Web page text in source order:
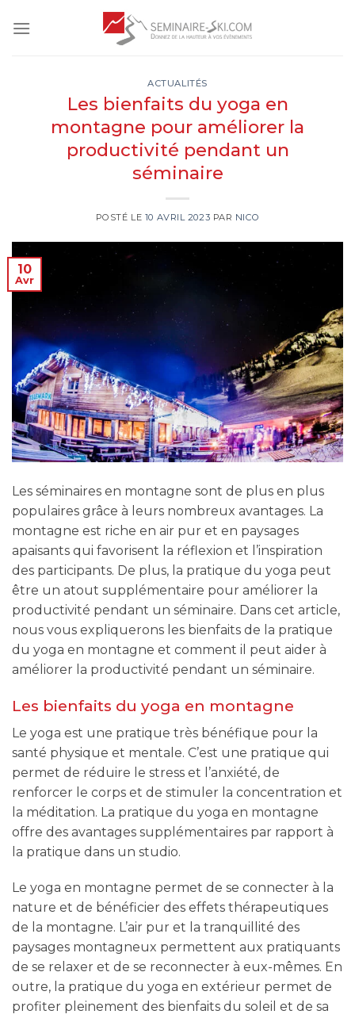
ACTUALITÉS
Les bienfaits du yoga en
montagne pour améliorer la
productivité pendant un
séminaire
POSTÉ LE 10 AVRIL 2023 PAR NICO
10
Avr
Les séminaires en montagne sont de plus en plus
populaires grâce à leurs nombreux avantages. La
montagne est riche en air pur et en paysages
apaisants qui favorisent la réflexion et l’inspiration
des participants. De plus, la pratique du yoga peut
être un atout supplémentaire pour améliorer la
productivité pendant un séminaire. Dans cet article,
nous vous expliquerons les bienfaits de la pratique
du yoga en montagne et comment il peut aider à
améliorer la productivité pendant un séminaire.
Les bienfaits du yoga en montagne
Le yoga est une pratique très bénéfique pour la
santé physique et mentale. C’est une pratique qui
permet de réduire le stress et l’anxiété, de
renforcer le corps et de stimuler la concentration et
la méditation. La pratique du yoga en montagne
offre des avantages supplémentaires par rapport à
la pratique dans un studio.
Le yoga en montagne permet de se connecter à la
nature et de bénéficier des effets thérapeutiques
de la montagne. L’air pur et la tranquillité des
paysages montagneux permettent aux pratiquants
de se relaxer et de se reconnecter à eux-mêmes. En
outre, la pratique du yoga en extérieur permet de
profiter pleinement des bienfaits du soleil et de sa